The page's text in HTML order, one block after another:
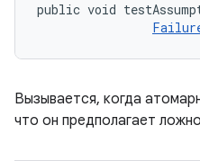
public void
Вызывается, когда
что он предполагает